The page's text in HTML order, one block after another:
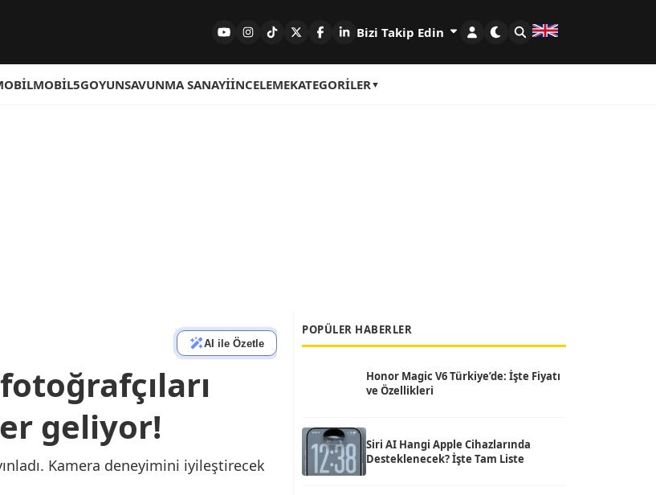
Bizi Takip Edin
MOBIL5GOYUNSAVUNMA SANAYIİNCELEMEKATEGORILER
AI ile Özetle
geliyor!
Kamera deneyimini iyileştirecek
POPÜLER HABERLER
Honor Magic V6 Türkiye’de: İşte Fiyatı
ve Özellikleri
Siri AI Hangi Apple Cihazlarında
Desteklenecek? İşte Tam Liste